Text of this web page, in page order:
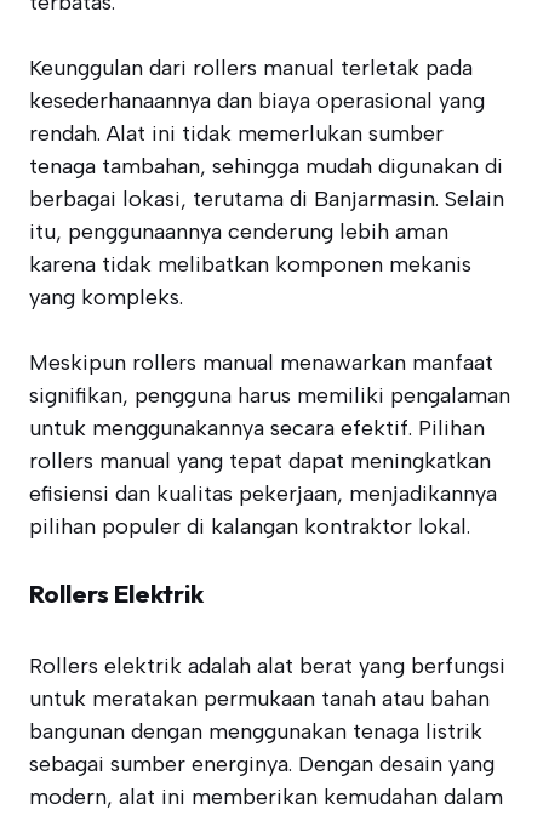
Keunggulan dari rollers manual terletak pada
kesederhanaannya dan biaya operasional yang
rendah. Alat ini tidak memerlukan sumber
tenaga tambahan, sehingga mudah digunakan di
berbagai lokasi, terutama di Banjarmasin. Selain
itu, penggunaannya cenderung lebih aman
karena tidak melibatkan komponen mekanis
yang kompleks.
Meskipun rollers manual menawarkan manfaat
signifikan, pengguna harus memiliki pengalaman
untuk menggunakannya secara efektif. Pilihan
rollers manual yang tepat dapat meningkatkan
efisiensi dan kualitas pekerjaan, menjadikannya
pilihan populer di kalangan kontraktor lokal.
Rollers Elektrik
Rollers elektrik adalah alat berat yang berfungsi
untuk meratakan permukaan tanah atau bahan
bangunan dengan menggunakan tenaga listrik
sebagai sumber energinya. Dengan desain yang
modern, alat ini memberikan kemudahan dalam